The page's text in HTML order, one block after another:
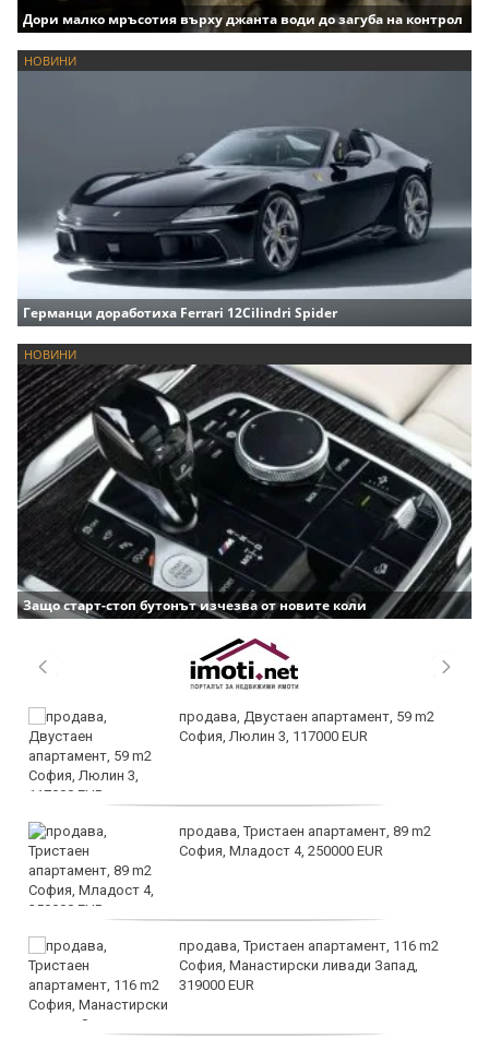
Дори малко мръсотия върху джанта води до загуба на контрол
НОВИНИ
Германци доработиха Ferrari 12Cilindri Spider
НОВИНИ
Защо старт-стоп бутонът изчезва от новите коли
продава, Двустаен апартамент, 59 m2
София, Люлин 3, 117000 EUR
продава, Тристаен апартамент, 89 m2
София, Младост 4, 250000 EUR
продава, Тристаен апартамент, 116 m2
София, Манастирски ливади Запад,
319000 EUR